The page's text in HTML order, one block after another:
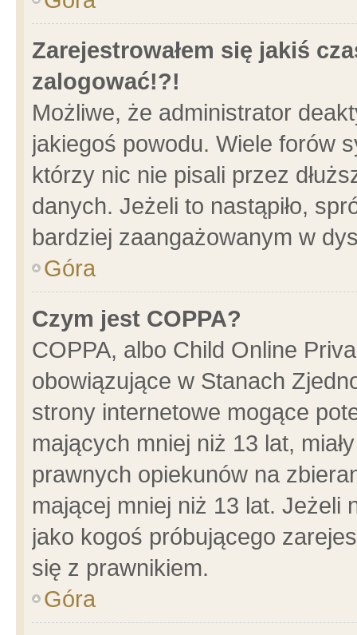
Zarejestrowałem się jakiś
zalogować!?!
Możliwe, że administrator
jakiegoś powodu. Wiele forów
którzy nic nie pisali przez
danych. Jeżeli to nastąpiło,
bardziej zaangażowanym w
Góra
Czym jest COPPA?
COPPA, albo Child Online
obowiązujące w Stanach
strony internetowe mogące
mających mniej niż 13 lat,
prawnych opiekunów na
mającej mniej niż 13 lat. Jeżeli
jako kogoś próbującego
się z prawnikiem.
Góra